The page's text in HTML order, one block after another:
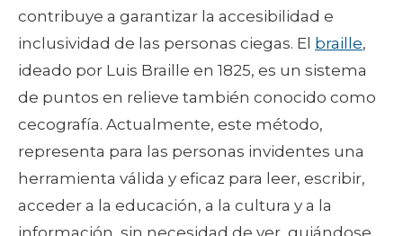
contribuye a garantizar la accesibilidad e
inclusividad de las personas ciegas. El braille,
ideado por Luis Braille en 1825, es un sistema
de puntos en relieve también conocido como
cecografía. Actualmente, este método,
representa para las personas invidentes una
herramienta válida y eficaz para leer, escribir,
acceder a la educación, a la cultura y a la